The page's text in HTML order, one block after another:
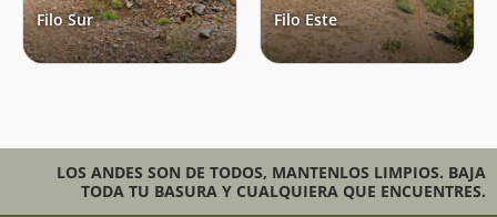
Filo Sur Filo Este
LOS ANDES SON DE TODOS, MANTENLOS LIMPIOS. BAJA
TODA TU BASURA Y CUALQUIERA QUE ENCUENTRES.